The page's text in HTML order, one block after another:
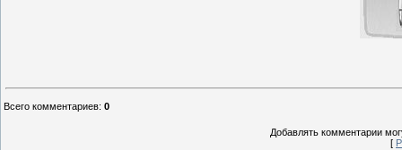
Всего комментариев: 0
Добавлять комментарии
[